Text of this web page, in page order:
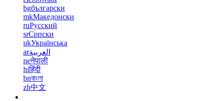
bgбългарски
mkМакедонски
ruРусский
srСрпски
ukУкраїнська
arالعربية
neनेपाली
hiहिंदी
bnবাংলা
zh中文